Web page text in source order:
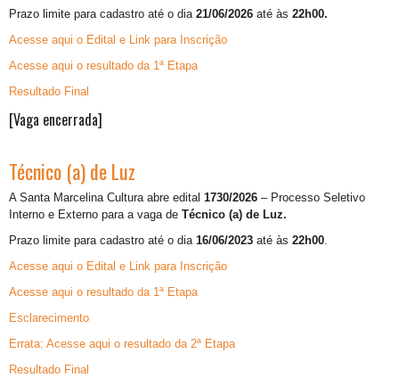
Prazo limite para cadastro até o dia21/06/2026 até às 22h00.
Acesse aqui o Edital e Link para Inscrição
Acesse aqui o resultado da 1ª Etapa
Resultado Final
[Vaga encerrada]
Técnico (a) de Luz
A Santa Marcelina Cultura abre edital 1730/2026 – Processo Seletivo
Interno e Externo para a vaga de Técnico (a) de Luz.
Prazo limite para cadastro até o dia16/06/2023 até às 22h00.
Acesse aqui o Edital e Link para Inscrição
Acesse aqui o resultado da 1ª Etapa
Esclarecimento
Errata: Acesse aqui o resultado da 2ª Etapa
Resultado Final